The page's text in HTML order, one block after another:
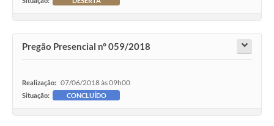
Pregão Presencial n° 059/2018
Realização: 07/06/2018 às 09h00
Situação: CONCLUÍDO